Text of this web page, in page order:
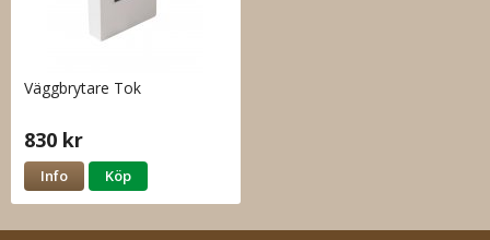
Väggbrytare Tok
830 kr
Info Köp